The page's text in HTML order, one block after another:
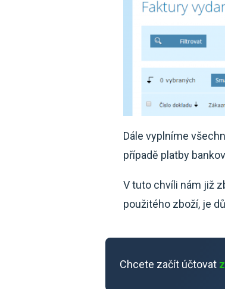
Dále vyplníme
případě platby
V tuto chvíli nám již
použitého zboží, je
Chcete začít účtovat